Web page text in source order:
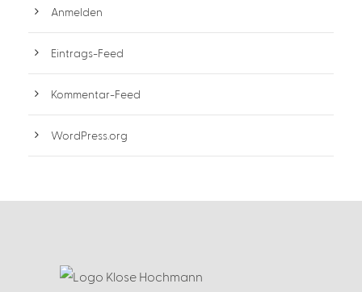
Anmelden
Eintrags-Feed
Kommentar-Feed
WordPress.org